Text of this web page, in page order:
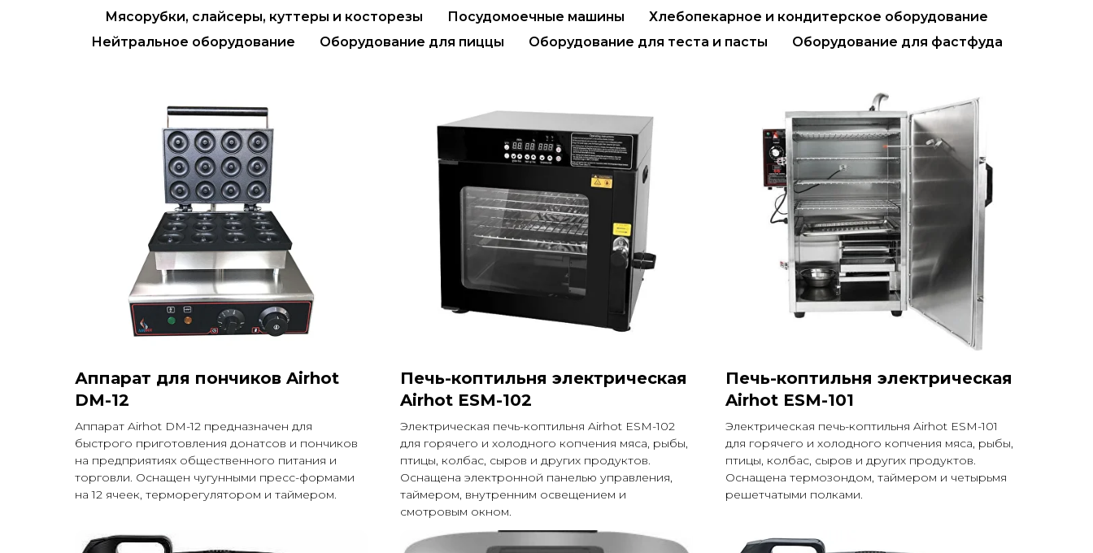
Мясорубки, слайсеры, куттеры и косторезы
Посудомоечные машины
Хлебопекарное и кондитерское оборудование
Нейтральное оборудование
Оборудование для пиццы Оборудование для теста и пасты Оборудование для фастфуда
Аппарат для пончиков Airhot
DM-12
Аппарат Airhot DM-12 предназначен для
быстрого приготовления донатсов и пончиков
на предприятиях общественного питания и
торговли. Оснащен чугунными пресс-формами
на 12 ячеек, терморегулятором и таймером.
Печь-коптильня электрическая
Airhot ESM-102
Электрическая печь-коптильня Airhot ESM-102
для горячего и холодного копчения мяса, рыбы,
птицы, колбас, сыров и других продуктов.
Оснащена электронной панелью управления,
таймером, внутренним освещением и
смотровым окном.
Печь-коптильня электрическая
Airhot ESM-101
Электрическая печь-коптильня Airhot ESM-101
для горячего и холодного копчения мяса, рыбы,
птицы, колбас, сыров и других продуктов.
Оснащена термозондом, таймером и четырьмя
решетчатыми полками.